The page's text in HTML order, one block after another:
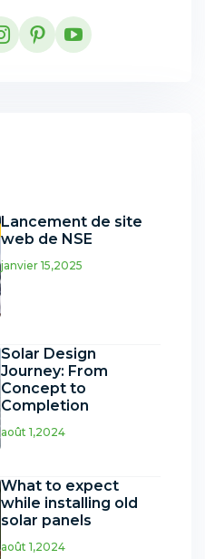
Lancement de site
web de NSE
janvier 15,2025
Solar Design
Journey: From
Concept to
Completion
août 1,2024
What to expect
while installing old
solar panels
août 1,2024